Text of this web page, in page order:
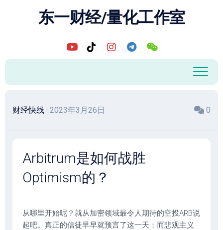
东一财经/量化工作室
财经快线 · 2023年3月26日 0
Arbitrum是如何战胜
Optimism的？
从哪里开始呢？就从加密领域最令人期待的空投ARB说
起吧。真正的信徒早早就预言了这一天；而悲观主义